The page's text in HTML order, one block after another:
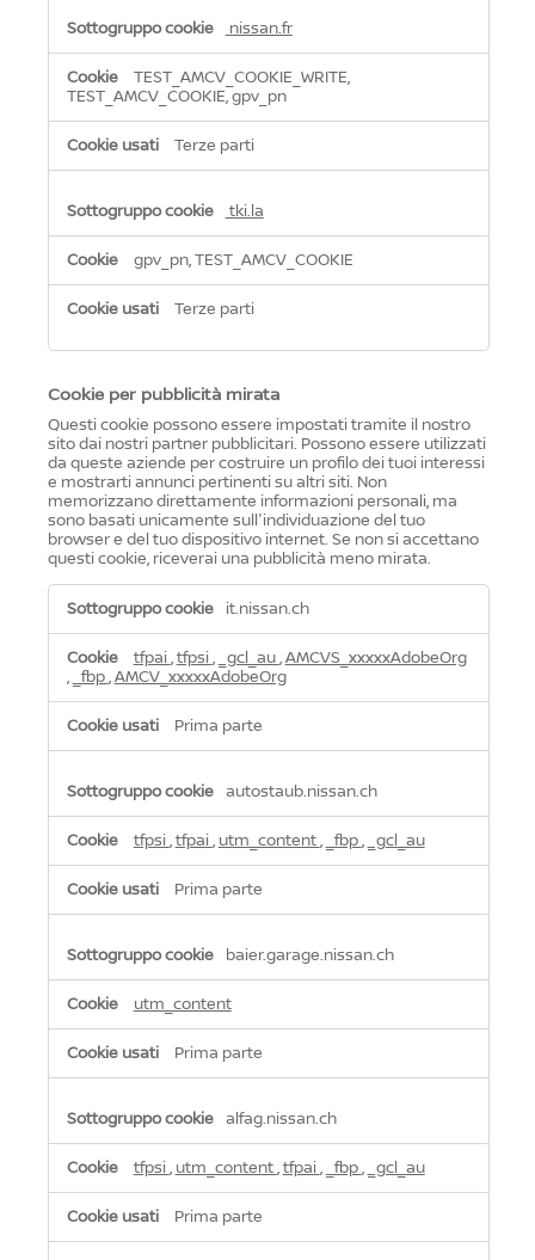
nissan.fr
TEST_AMCV_COOKIE_WRITE,
TEST_AMCV_COOKIE, gpv_pn
Terze parti
tki.la
gpv_pn, TEST_AMCV_COOKIE
Terze parti
Cookie per pubblicità mirata
Questi cookie possono essere impostati tramite il nostro
sito dai nostri partner pubblicitari. Possono essere utilizzati
da queste aziende per costruire un profilo dei tuoi interessi
e mostrarti annunci pertinenti su altri siti. Non
memorizzano direttamente informazioni personali, ma
sono basati unicamente sull'individuazione del tuo
browser e del tuo dispositivo internet. Se non si accettano
questi cookie, riceverai una pubblicità meno mirata.
Cookie
per
pubblicità
mirata
it.nissan.ch
tfpai,tfpsi, _gcl_au,AMCVS_xxxxxAdobeOrg
,
_fbp,AMCV_xxxxxAdobeOrg
Prima parte
autostaub.nissan.ch
tfpsi,tfpai, utm_content, _fbp, _gcl_au
Prima parte
baier.garage.nissan.ch
utm_content
Prima parte
alfag.nissan.ch
tfpsi, utm_content,tfpai, _fbp, _gcl_au
Prima parte